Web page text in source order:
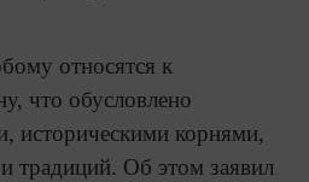
относятся к
что обусловлено
историческими корнями,
традиций. Об этом заявил